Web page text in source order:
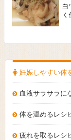
白
く
妊娠しやすい体
血液サラサラに
体を温めるレシ
疲れを取るレシ